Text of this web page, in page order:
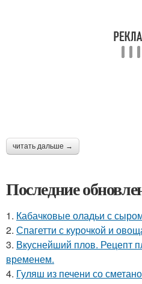
читать дальше →
Последние
1. Кабачковые оладьи с
2. Спагетти с курочкой и
3. Вкуснейший плов. Рецепт
временем.
4. Гуляш из печени со